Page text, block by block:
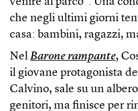
che negli ultimi giorni
casa: bambini, ragazzi,
Nel Barone rampante,
il giovane protagonista
Calvino, sale su un
genitori, ma finisce per